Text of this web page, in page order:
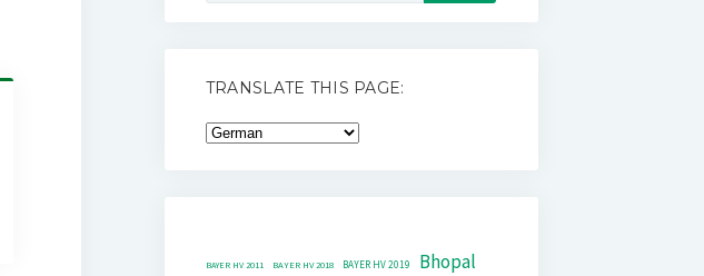
TRANSLATE THIS PAGE:
BAYER HV 2011 BAYER HV 2018 BAYER HV 2019 Bhopal